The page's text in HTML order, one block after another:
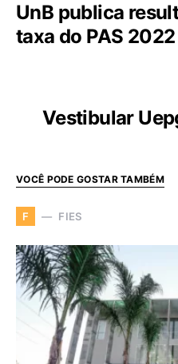
UnB publica
taxa do PAS 2022
Vestibular
VOCÊ PODE GOSTAR TAMBÉM
F FIES